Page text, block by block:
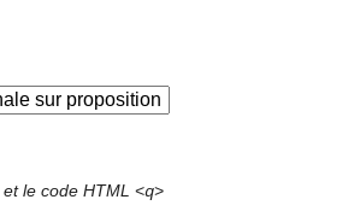
et le code HTML <q>